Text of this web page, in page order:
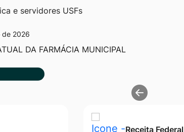
e servidores USFs
de 2026
DA FARMÁCIA MUNICIPAL
Receita Federal